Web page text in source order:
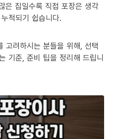
은 집일수록 직접 포장은 생각
적되기 쉽습니다.
고려하시는 분들을 위해, 선택
기준, 준비 팁을 정리해 드립니